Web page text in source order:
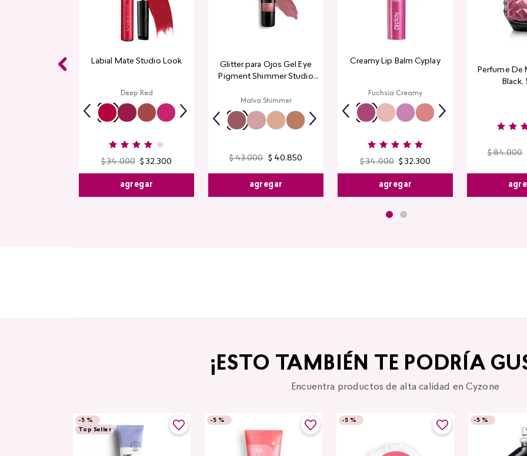
Labial Mate Studio Look
Deep Red
$ 34.000 $ 32.300
agregar
Glitter para Ojos Gel Eye
Pigment Shimmer Studio
Malva Shimmer
$ 43.000 $ 40.850
agregar
Creamy Lip Balm Cyplay
Fuchsia Creamy
$ 34.000 $ 32.300
agregar
Perfume De
Black,
$ 84.000
¡ESTO TAMBIÉN TE PODRÍA
Encuentra productos de alta calidad en Cyzone
-5 %
Top Seller
-5 % -5 % -5 %